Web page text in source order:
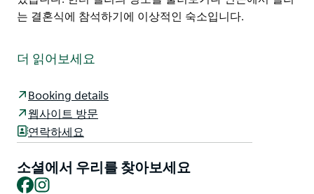
는 결혼식에 참석하기에 이상적인 숙소입니다.
있는 이 아름답게 리모델링된 와인 컨트리 코티지에서 편
벽난로 및 계절에 따라 이용 가능한 야외 화덕을 갖추고
있습니다. 헌터 밸리의 명소를 둘러보거나 인근에서 열리
는 결혼식에 참석하기에 이상적인 숙소입니다.
더 읽어보세요
Booking details
웹사이트 방문
연락하세요
소셜에서 우리를 찾아보세요
Facebook